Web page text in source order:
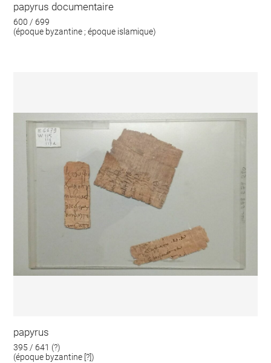
papyrus documentaire
600 / 699
(époque byzantine ; époque islamique)
papyrus
395 / 641 (?)
(époque byzantine [?])